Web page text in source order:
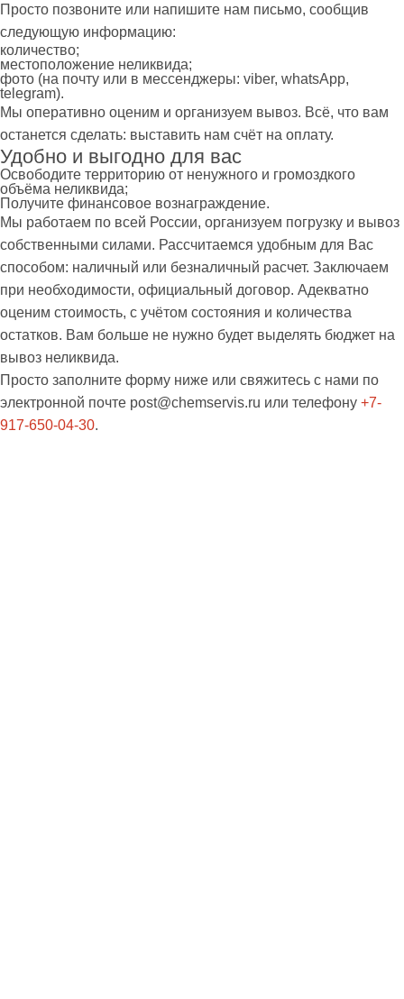
Просто позвоните или напишите нам письмо, сообщив
следующую информацию:
количество;
местоположение неликвида;
фото (на почту или в мессенджеры: viber, whatsApp,
telegram).
Мы оперативно оценим и организуем вывоз. Всё, что вам
останется сделать: выставить нам счёт на оплату.
Удобно и выгодно для вас
Освободите территорию от ненужного и громоздкого
объёма неликвида;
Получите финансовое вознаграждение.
Мы работаем по всей России, организуем погрузку и вывоз
собственными силами. Рассчитаемся удобным для Вас
способом: наличный или безналичный расчет. Заключаем
при необходимости, официальный договор. Адекватно
оценим стоимость, с учётом состояния и количества
остатков. Вам больше не нужно будет выделять бюджет на
вывоз неликвида.
Просто заполните форму ниже или свяжитесь с нами по
электронной почте post@chemservis.ru или телефону +7-
917-650-04-30.